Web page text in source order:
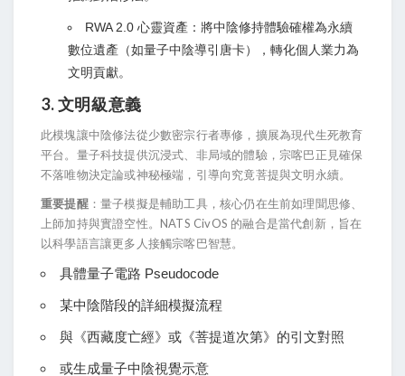
RWA 2.0 心靈資產：將中陰修持體驗確權為永續
數位遺產（如量子中陰導引唐卡），轉化個人業力為
文明貢獻。
3. 文明級意義
此模塊讓中陰修法從少數密宗行者專修，擴展為現代生死教育
平台。量子科技提供沉浸式、非局域的體驗，宗喀巴正見確保
不落唯物決定論或神秘極端，引導向究竟菩提與文明永續。
重要提醒：量子模擬是輔助工具，核心仍在生前如理聞思修、
上師加持與實證空性。NATS CivOS 的融合是當代創新，旨在
以科學語言讓更多人接觸宗喀巴智慧。
具體量子電路 Pseudocode
某中陰階段的詳細模擬流程
與《西藏度亡經》或《菩提道次第》的引文對照
或生成量子中陰視覺示意